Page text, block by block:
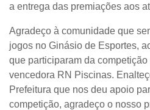
a entrega das premiações aos
Agradeço à comunidade que
jogos no Ginásio de Esportes,
que participaram da
vencedora RN Piscinas.
Prefeitura que nos deu apoio
competição, agradeço o nosso